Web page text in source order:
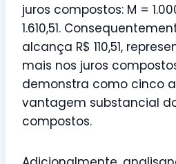
juros compostos: M =
1.610,51.
alcança R$ 110,51,
mais nos juros
demonstra como cinco
vantagem substancial
compostos.